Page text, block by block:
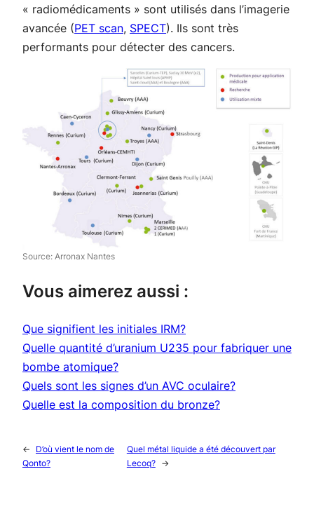
« radiomédicaments » sont utilisés dans l’imagerie
avancée (PET scan, SPECT). Ils sont très
performants pour détecter des cancers.
Source: Arronax Nantes
Vous aimerez aussi :
Que signifient les initiales IRM?
Quelle quantité d’uranium U235 pour fabriquer une
bombe atomique?
Quels sont les signes d’un AVC oculaire?
Quelle est la composition du bronze?
←
D’où vient le nom de
Qonto?
Quel métal liquide a été découvert par
Lecoq?
→